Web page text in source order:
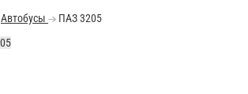
Автобусы ПАЗ 3205